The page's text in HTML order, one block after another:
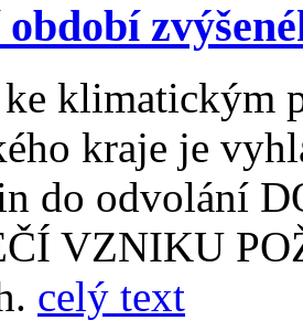
klimatickým
kraje je
do odvolání
VZNIKU
celý text